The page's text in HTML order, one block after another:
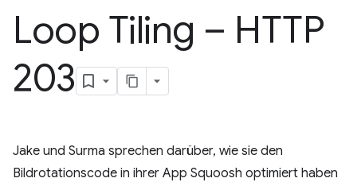
Loop Tiling – HTTP
203
Jake und Surma sprechen darüber, wie sie den
Bildrotationscode in ihrer App Squoosh optimiert haben